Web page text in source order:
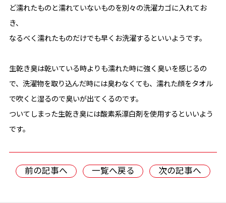
ど濡れたものと濡れていないものを別々の洗濯カゴに入れてお
き、
なるべく濡れたものだけでも早くお洗濯するといいようです。
生乾き臭は乾いている時よりも濡れた時に強く臭いを感じるの
で、洗濯物を取り込んだ時には臭わなくても、濡れた顔をタオル
で吹くと湿るので臭いが出てくるのです。
ついてしまった生乾き臭には酸素系漂白剤を使用するといいよう
です。
前の記事へ 一覧へ戻る 次の記事へ